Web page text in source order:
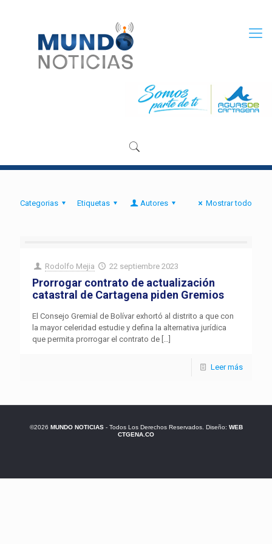
Categorias Etiquetas Autores Mostrar todo
Rodolfo Mejia 22 septiembre 2023
Prorrogar contrato de actualización
catastral de Cartagena piden Gremios
El Consejo Gremial de Bolívar exhortó al distrito a que con
la mayor celeridad estudie y defina la alternativa jurídica
que permita prorrogar el contrato de […]
Leer más
©2026 MUNDO NOTICIAS- Todos Los Derechos Reservados. Diseño: WEB
CTGENA.CO